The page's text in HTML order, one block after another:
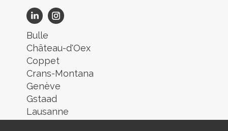
Bulle
Château-d'Oex
Coppet
Crans-Montana
Genève
Gstaad
Lausanne